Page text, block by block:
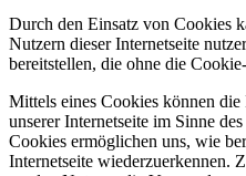
Durch den Einsatz von Cookies
Nutzern dieser Internetseite
bereitstellen, die ohne die
Mittels eines Cookies können
unserer Internetseite im Sinne
Cookies ermöglichen uns, wie
Internetseite wiederzuerkennen.